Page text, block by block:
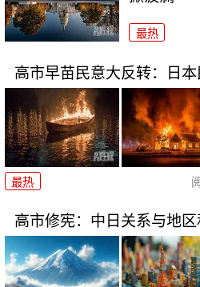
最热
高市早苗民意大反转：日
最热
高市修宪：中日关系与地